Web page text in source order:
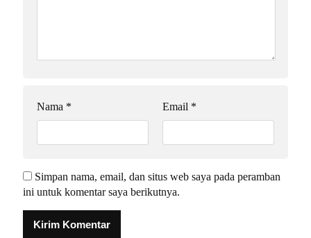
Nama * Email *
Simpan nama, email, dan situs web saya pada peramban
ini untuk komentar saya berikutnya.